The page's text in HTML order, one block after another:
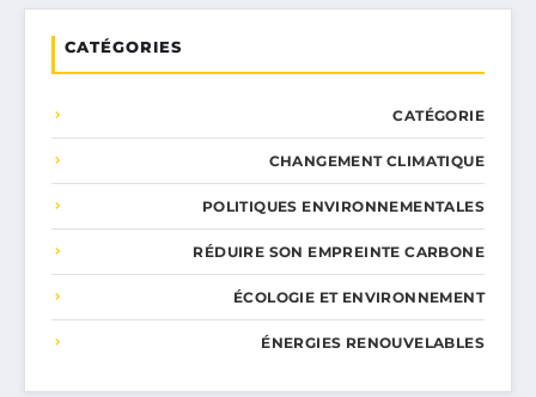
CATÉGORIES
CATÉGORIE
CHANGEMENT CLIMATIQUE
POLITIQUES ENVIRONNEMENTALES
RÉDUIRE SON EMPREINTE CARBONE
ÉCOLOGIE ET ENVIRONNEMENT
ÉNERGIES RENOUVELABLES